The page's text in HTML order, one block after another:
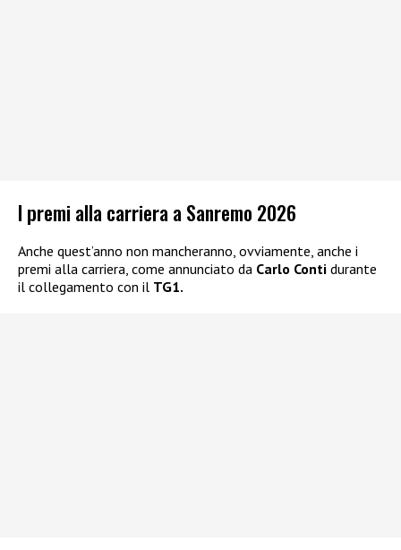
I premi alla carriera a Sanremo 2026
Anche quest’anno non mancheranno, ovviamente, anche i
premi alla carriera, come annunciato da Carlo Conti durante
il collegamento con il TG1.